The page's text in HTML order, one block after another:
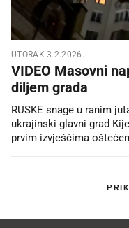
UTORAK 3.2.2026.
VIDEO Masovni
diljem grada
RUSKE snage u ranim
ukrajinski glavni grad
prvim izvješćima